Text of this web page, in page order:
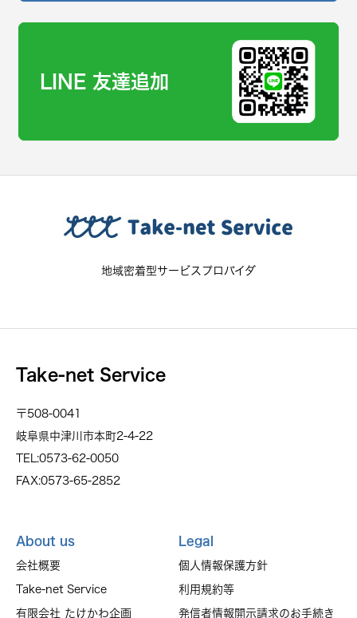
LINE 友達追加
地域密着型サービスプロバイダ
Take-net Service
〒508-0041
岐阜県中津川市本町2-4-22
TEL:0573-62-0050
FAX:0573-65-2852
About us
会社概要
Take-net Service
有限会社 たけかわ企画
Legal
個人情報保護方針
利用規約等
発信者情報開示請求のお手続き